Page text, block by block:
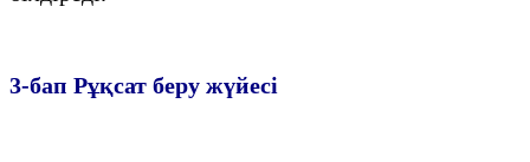
3-бап Рұқсат беру жүйесi